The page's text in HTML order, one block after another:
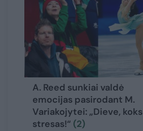
A. Reed sunkiai valdė
emocijas pasirodant M.
Variakojytei: „Dieve, koks
stresas!“ (2)